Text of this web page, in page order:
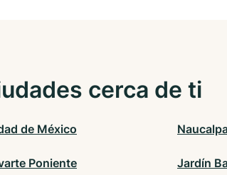
cerca de ti
de México
Poniente Jardín